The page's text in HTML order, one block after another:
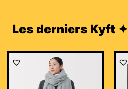
Les derniers Kyft ✦